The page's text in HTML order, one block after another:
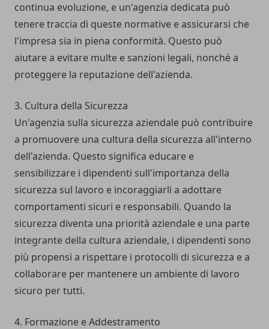
continua evoluzione, e un'agenzia dedicata può
tenere traccia di queste normative e assicurarsi che
l'impresa sia in piena conformità. Questo può
aiutare a evitare multe e sanzioni legali, nonché a
proteggere la reputazione dell'azienda.
3. Cultura della Sicurezza
Un'agenzia sulla sicurezza aziendale può contribuire
a promuovere una cultura della sicurezza all'interno
dell'azienda. Questo significa educare e
sensibilizzare i dipendenti sull'importanza della
sicurezza sul lavoro e incoraggiarli a adottare
comportamenti sicuri e responsabili. Quando la
sicurezza diventa una priorità aziendale e una parte
integrante della cultura aziendale, i dipendenti sono
più propensi a rispettare i protocolli di sicurezza e a
collaborare per mantenere un ambiente di lavoro
sicuro per tutti.
4. Formazione e Addestramento